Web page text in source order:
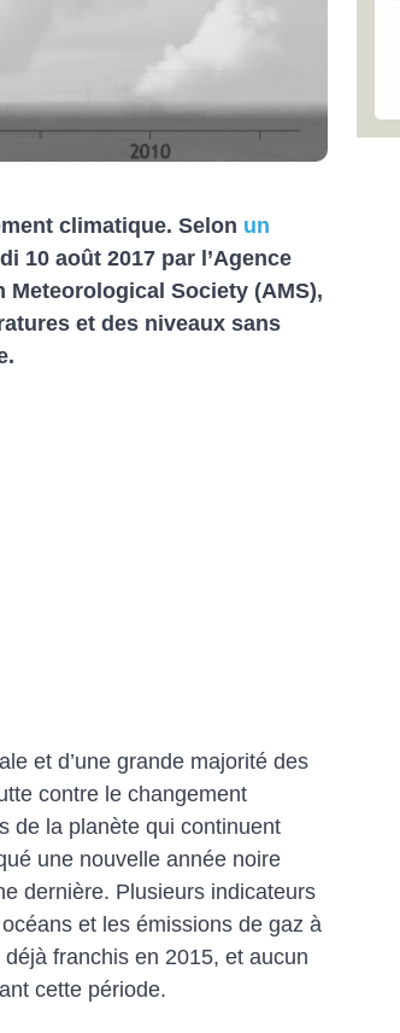
climatique. Selon un
10 août 2017 par l’Agence
Meteorological Society (AMS),
et des niveaux sans
et d’une grande majorité des
contre le changement
de la planète qui continuent
une nouvelle année noire
dernière. Plusieurs indicateurs
et les émissions de gaz à
franchis en 2015, et aucun
cette période.